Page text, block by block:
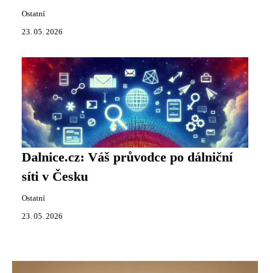
Ostatní
23. 05. 2026
Dalnice.cz: Váš průvodce po dálniční
síti v Česku
Ostatní
23. 05. 2026